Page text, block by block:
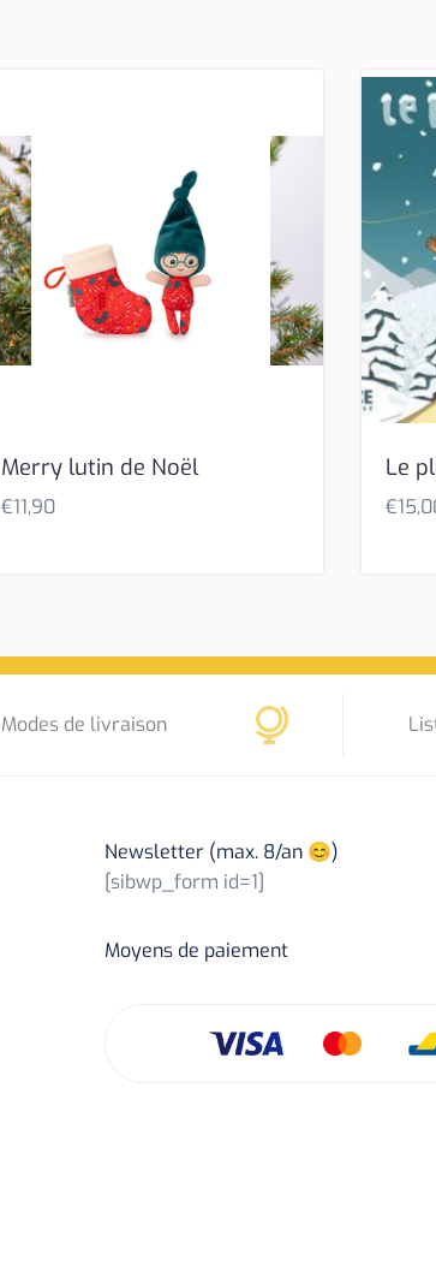
Merry lutin de Noël
€11,90
Le
€
Modes de livraison
Newsletter (max. 8/an 😊)
[sibwp_form id=1]
Moyens de paiement